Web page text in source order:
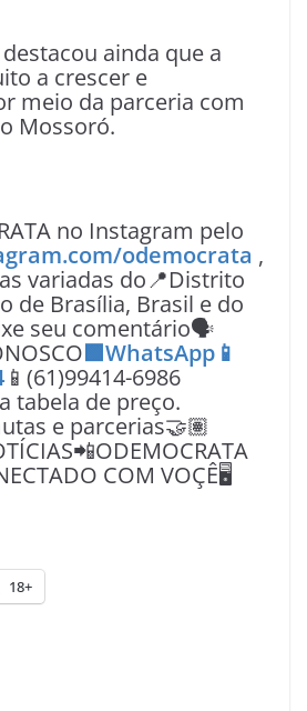
ainda que a
a crescer e
meio da parceria com
Mossoró.
no Instagram pelo
odemocrata ,
variadas do📍Distrito
de Brasília, Brasil e do
seu comentário🗣
🟩WhatsApp📱
📱(61)99414-6986
tabela de preço.
e parcerias🤝🏽
COM VOÇÊ🖥️
18+